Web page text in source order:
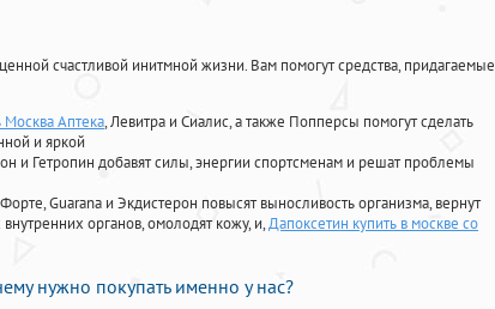
счастливой инитмной жизни. Вам помогут средства, придагаемые
Москва Аптека, Левитра и Сиалис, а также Попперсы помогут сделать
и яркой
и Гетропин добавят силы, энергии спортсменам и решат проблемы
Guarana и Экдистерон повысят выносливость организма, вернут
органов, омолодят кожу, и,Дапоксетин купить в москве со
нужно покупать именно у нас?